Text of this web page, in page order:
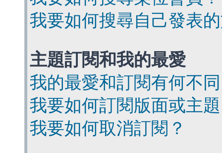
我要如何搜尋自己發表
主題訂閱和我的最愛
我的最愛和訂閱有何不
我要如何訂閱版面或主
我要如何取消訂閱？